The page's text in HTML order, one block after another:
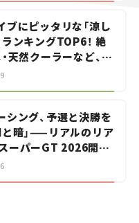
ブにピッタリな「涼し
ランキングTOP6！ 絶
天然クーラーなど、避
めのスポットを紹介
シング、予選と決勝を
と暗」——リアルのリア
ーパーGT 2026開幕
サーキット